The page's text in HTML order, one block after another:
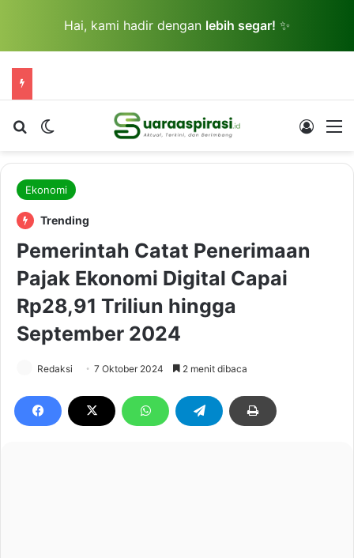
Hai, kami hadir dengan lebih segar! ✨
Cari berita...Switch skin Log In
Ekonomi
Trending
Pemerintah Catat Penerimaan
Pajak Ekonomi Digital Capai
Rp28,91 Triliun hingga
September 2024
Redaksi 7 Oktober 2024 2 menit dibaca